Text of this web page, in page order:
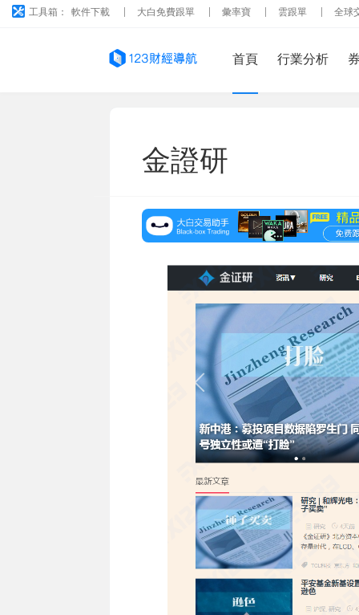
工具箱： 軟件下載 大白免費跟單 彙率寶 雲跟單 全球
首頁 行業分析
金證研